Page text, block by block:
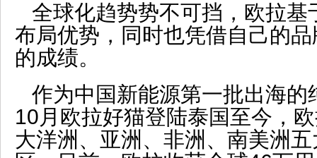
全球化趋势势不可挡，欧拉基
布局优势，同时也凭借自己的
的成绩。
作为中国新能源第一批出海的
10月欧拉好猫登陆泰国至今，
大洋洲、亚洲、非洲、南美洲